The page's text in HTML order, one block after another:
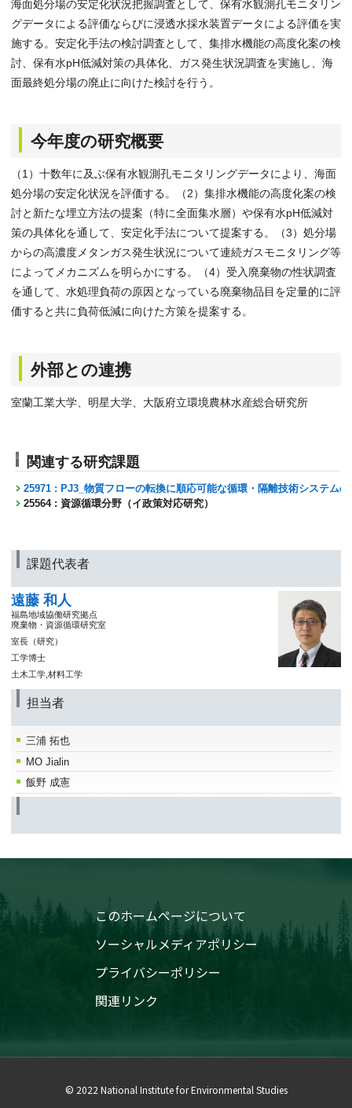
海面処分場の安定化状況把握調査として、保有水観測孔モニタリン
グデータによる評価ならびに浸透水採水装置データによる評価を実
施する。安定化手法の検討調査として、集排水機能の高度化案の検
討、保有水pH低減対策の具体化、ガス発生状況調査を実施し、海
面最終処分場の廃止に向けた検討を行う。
今年度の研究概要
（1）十数年に及ぶ保有水観測孔モニタリングデータにより、海面
処分場の安定化状況を評価する。（2）集排水機能の高度化案の検
討と新たな埋立方法の提案（特に全面集水層）や保有水pH低減対
策の具体化を通して、安定化手法について提案する。（3）処分場
からの高濃度メタンガス発生状況について連続ガスモニタリング等
によってメカニズムを明らかにする。（4）受入廃棄物の性状調査
を通して、水処理負荷の原因となっている廃棄物品目を定量的に評
価すると共に負荷低減に向けた方策を提案する。
外部との連携
室蘭工業大学、明星大学、大阪府立環境農林水産総合研究所
関連する研究課題
25971 : PJ3_物質フローの転換に順応可能な循環・隔離技術システムの
25564 : 資源循環分野（イ政策対応研究）
課題代表者
遠藤 和人
福島地域協働研究拠点
廃棄物・資源循環研究室
室長（研究）
工学博士
土木工学,材料工学
担当者
三浦 拓也
MO Jialin
飯野 成憲
このホームページについて
ソーシャルメディアポリシー
プライバシーポリシー
関連リンク
© 2022 National Institute for Environmental Studies